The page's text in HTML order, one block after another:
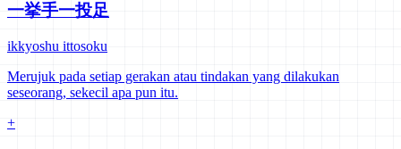
一挙手一投足
ikkyoshu ittosoku
Merujuk pada setiap gerakan atau tindakan yang dilakukan
seseorang, sekecil apa pun itu.
+